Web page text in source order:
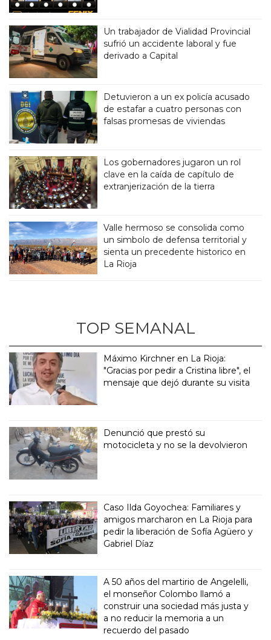
Un trabajador de Vialidad Provincial
sufrió un accidente laboral y fue
derivado a Capital
Detuvieron a un ex policía acusado
de estafar a cuatro personas con
falsas promesas de viviendas
Los gobernadores jugaron un rol
clave en la caída de capítulo de
extranjerización de la tierra
Valle hermoso se consolida como
un simbolo de defensa territorial y
sienta un precedente historico en
La Rioja
TOP SEMANAL
Máximo Kirchner en La Rioja:
"Gracias por pedir a Cristina libre", el
mensaje que dejó durante su visita
Denunció que prestó su
motocicleta y no se la devolvieron
Caso Ilda Goyochea: Familiares y
amigos marcharon en La Rioja para
pedir la liberación de Sofía Agüero y
Gabriel Díaz
A 50 años del martirio de Angelelli,
el monseñor Colombo llamó a
construir una sociedad más justa y
a no reducir la memoria a un
recuerdo del pasado